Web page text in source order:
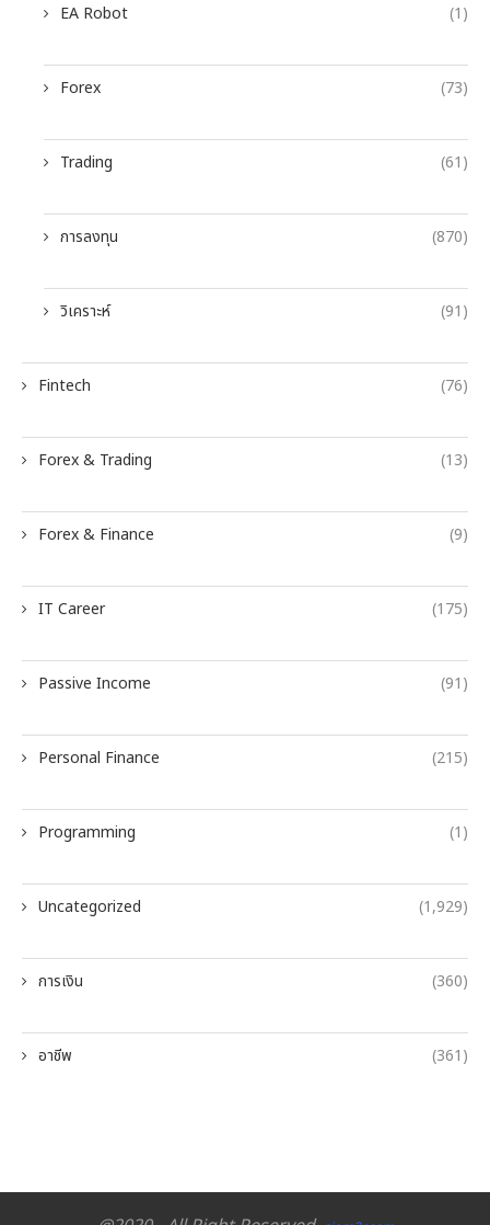
EA Robot (1)
Forex (73)
Trading (61)
การลงทุน (870)
วิเคราะห์ (91)
Fintech (76)
Forex & Trading (13)
Forex & Finance (9)
IT Career (175)
Passive Income (91)
Personal Finance (215)
Programming (1)
Uncategorized (1,929)
การเงิน (360)
อาชีพ (361)